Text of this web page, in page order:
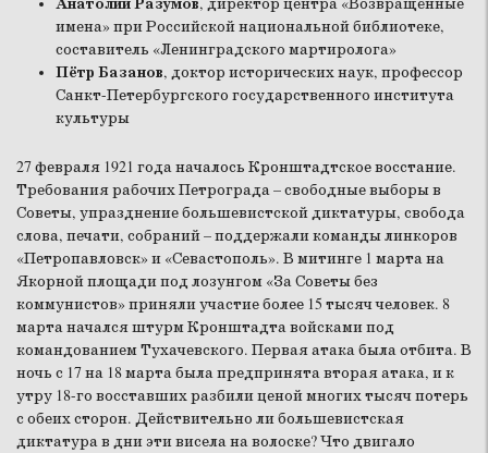
Анатолий Разумов, директор центра «Возвращённые
имена» при Российской национальной библиотеке,
составитель «Ленинградского мартиролога»
Пётр Базанов, доктор исторических наук, профессор
Санкт-Петербургского государственного института
культуры
27 февраля 1921 года началось Кронштадтское восстание.
Требования рабочих Петрограда – свободные выборы в
Советы, упразднение большевистской диктатуры, свобода
слова, печати, собраний – поддержали команды линкоров
«Петропавловск» и «Севастополь». В митинге 1 марта на
Якорной площади под лозунгом «За Советы без
коммунистов» приняли участие более 15 тысяч человек. 8
марта начался штурм Кронштадта войсками под
командованием Тухачевского. Первая атака была отбита. В
ночь с 17 на 18 марта была предпринята вторая атака, и к
утру 18-го восставших разбили ценой многих тысяч потерь
с обеих сторон. Действительно ли большевистская
диктатура в дни эти висела на волоске? Что двигало